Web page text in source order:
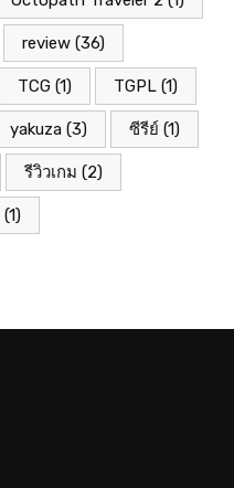
review (36)
TCG (1) TGPL (1)
yakuza (3) ซีรีย์ (1)
รีวิวเกม (2)
(1)